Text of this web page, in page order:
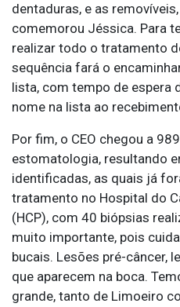
dentaduras, e as
comemorou Jéssica. Para
realizar todo o tratamento
sequência fará o
lista, com tempo de espera
nome na lista ao
Por fim, o CEO chegou a
estomatologia, resultando
identificadas, as quais já
tratamento no Hospital do
(HCP), com 40 biópsias
muito importante, pois
bucais. Lesões pré-câncer,
que aparecem na boca.
grande, tanto de Limoeiro